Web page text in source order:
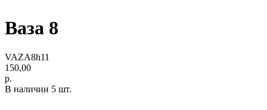
Ваза 8
VAZA8h11
150,00
р.
В наличии 5 шт.